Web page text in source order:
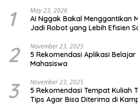
1 May 23, 2026
AI Nggak Bakal Menggantikan
Jadi Robot yang Lebih Efisien
2 November 23, 2025
5 Rekomendasi Aplikasi
Mahasiswa
3 November 23, 2025
5 Rekomendasi Tempat Kuliah
Tips Agar Bisa Diterima di